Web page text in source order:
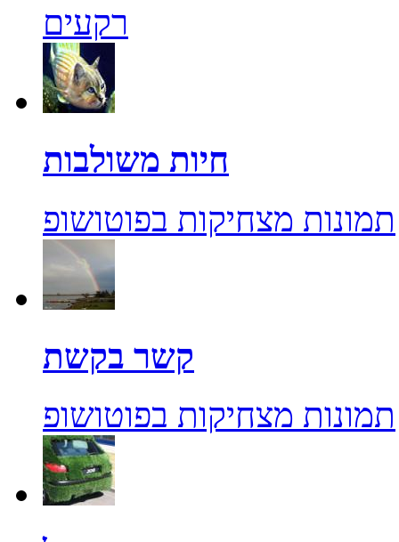
רקעים
חיות משולבות
תמונות מצחיקות בפוטושופ
קשר בקשת
תמונות מצחיקות בפוטושופ